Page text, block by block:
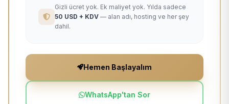
Gizli ücret yok. Ek maliyet yok. Yılda sadece
50 USD + KDV — alan adı, hosting ve her şey
dahil.
Hemen Başlayalım
WhatsApp'tan Sor